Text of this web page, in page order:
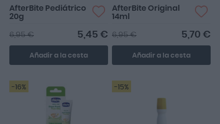
AfterBite Pediátrico
20g
5,45 €
6,95 €
Añadir a la cesta
AfterBite Original
14ml
5,70 €
6,95 €
Añadir a la cesta
-16% -15%